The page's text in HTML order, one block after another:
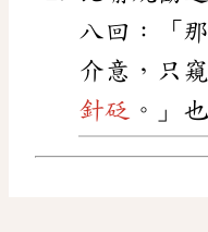
八回：「
介意，只
針砭 。」